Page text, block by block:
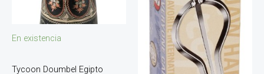
En existencia
Tycoon Doumbel Egipto